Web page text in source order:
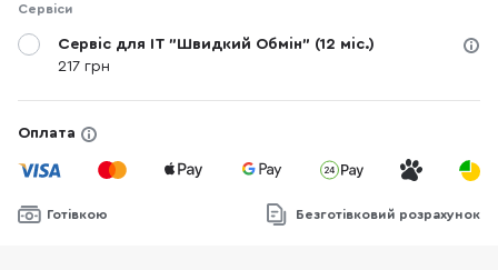
Сервіси
Сервіс для IT "Швидкий Обмін" (12 міс.)
217 грн
Оплата
Готівкою Безготівковий розрахунок